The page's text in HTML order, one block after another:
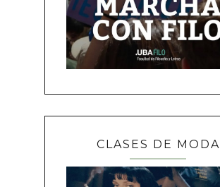
CLASES DE MODA